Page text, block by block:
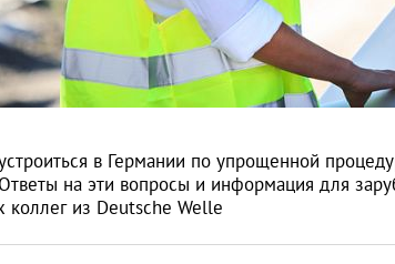
в Германии по упрощенной
на эти вопросы и информация для
коллег из Deutsche Welle